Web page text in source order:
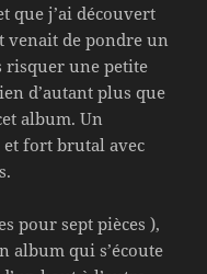
que j’ai découvert
venait de pondre un
risquer une petite
d’autant plus que
album. Un
et fort brutal avec
pour sept pièces ),
album qui s’écoute